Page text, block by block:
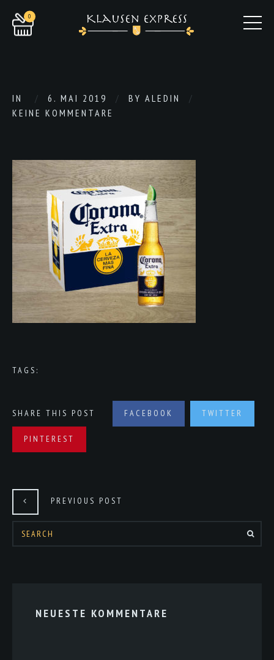
0
IN 6. MAI 2019 BY ALEDIN
KEINE KOMMENTARE
TAGS:
SHARE THIS POST FACEBOOK TWITTER
PINTEREST
PREVIOUS POST
NEUESTE KOMMENTARE